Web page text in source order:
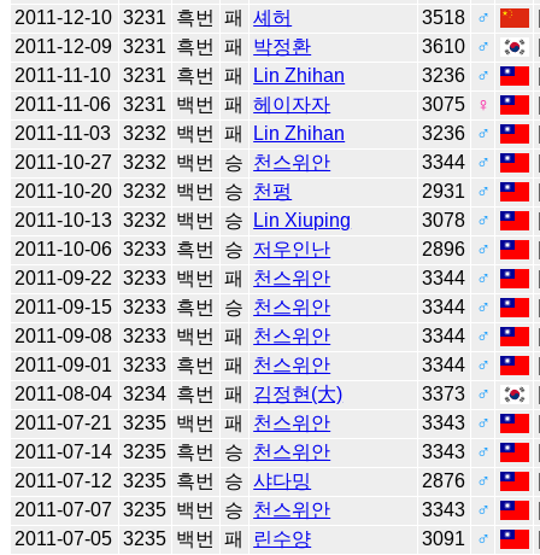
2011-12-10 3231 흑번 패 셰허 3518 ♂
2011-12-09 3231 흑번 패 박정환 3610 ♂
2011-11-10 3231 흑번 패 Lin Zhihan 3236 ♂
2011-11-06 3231 백번 패 헤이자자 3075 ♀
2011-11-03 3232 백번 패 Lin Zhihan 3236 ♂
2011-10-27 3232 백번 승 천스위안 3344 ♂
2011-10-20 3232 백번 승 천펑 2931 ♂
2011-10-13 3232 백번 승 Lin Xiuping 3078 ♂
2011-10-06 3233 흑번 승 저우인난 2896 ♂
2011-09-22 3233 백번 패 천스위안 3344 ♂
2011-09-15 3233 흑번 승 천스위안 3344 ♂
2011-09-08 3233 백번 패 천스위안 3344 ♂
2011-09-01 3233 흑번 패 천스위안 3344 ♂
2011-08-04 3234 흑번 패 김정현(大) 3373 ♂
2011-07-21 3235 백번 패 천스위안 3343 ♂
2011-07-14 3235 흑번 승 천스위안 3343 ♂
2011-07-12 3235 흑번 승 샤다밍 2876 ♂
2011-07-07 3235 백번 승 천스위안 3343 ♂
2011-07-05 3235 백번 패 린수양 3091 ♂